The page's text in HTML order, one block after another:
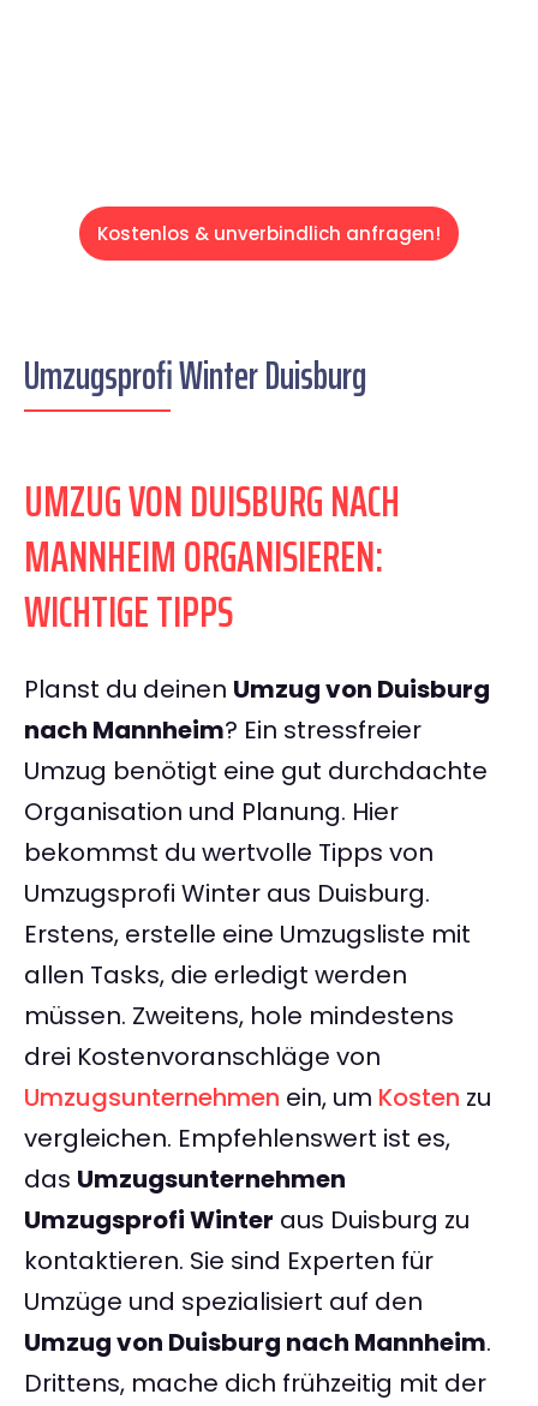
Kostenlos & unverbindlich anfragen!
Umzugsprofi Winter Duisburg
UMZUG VON DUISBURG NACH
MANNHEIM ORGANISIEREN:
WICHTIGE TIPPS
Planst du deinen Umzug von Duisburg
nach Mannheim? Ein stressfreier
Umzug benötigt eine gut durchdachte
Organisation und Planung. Hier
bekommst du wertvolle Tipps von
Umzugsprofi Winter aus Duisburg.
Erstens, erstelle eine Umzugsliste mit
allen Tasks, die erledigt werden
müssen. Zweitens, hole mindestens
drei Kostenvoranschläge von
Umzugsunternehmen ein, um Kosten zu
vergleichen. Empfehlenswert ist es,
das Umzugsunternehmen
Umzugsprofi Winter aus Duisburg zu
kontaktieren. Sie sind Experten für
Umzüge und spezialisiert auf den
Umzug von Duisburg nach Mannheim.
Drittens, mache dich frühzeitig mit der